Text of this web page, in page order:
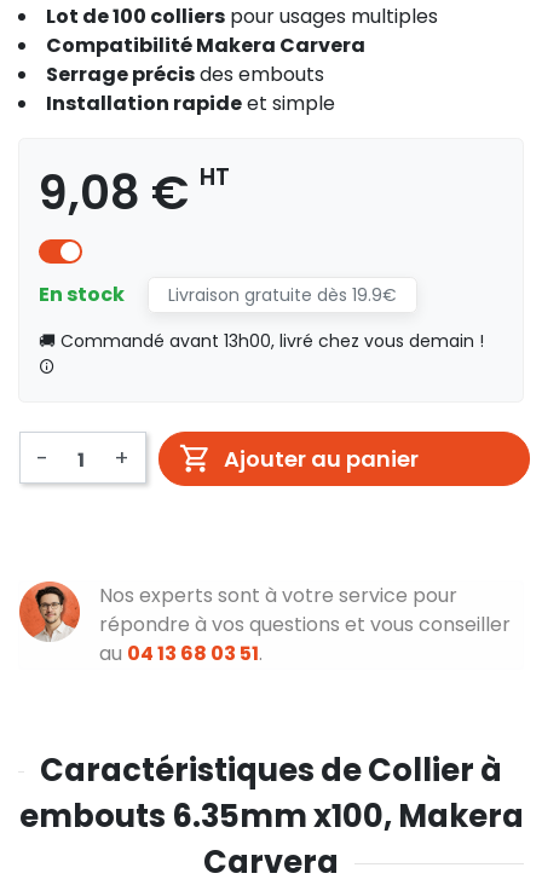
Lot de 100 colliers pour usages multiples
Compatibilité Makera Carvera
Serrage précisdes embouts
Installation rapideet simple
9,08 € HT
En stock
Livraison gratuite dès 19.9€
🚚 Commandé avant 13h00, livré chez vous demain !
- + Ajouter au panier
Nos experts sont à votre service pour
répondre à vos questions et vous conseiller
au 04 13 68 03 51.
Caractéristiques de Collier à
embouts 6.35mm x100, Makera
Carvera